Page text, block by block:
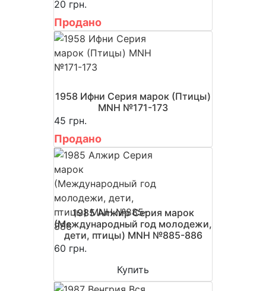
20 грн.
Продано
1958 Ифни Серия марок (Птицы)
MNH №171-173
45 грн.
Продано
1985 Алжир Серия марок
(Международный год молодежи,
дети, птицы) MNH №885-886
60 грн.
Купить